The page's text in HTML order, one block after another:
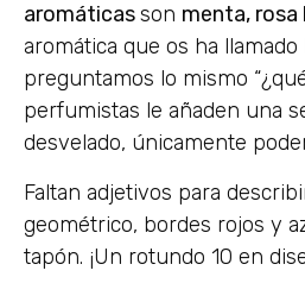
aromáticasson menta, rosa
aromática que os ha
preguntamos lo mismo
perfumistas le añaden una
desvelado, únicamente
Faltan adjetivos para
geométrico, bordes rojos y
tapón. ¡Un rotundo 10 en